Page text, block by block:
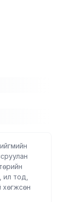
ил тод,
хөгжсөн